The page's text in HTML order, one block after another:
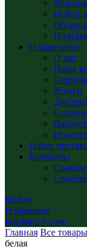
HoReCa
О компании
О нас
Наша
Услуги
Наши
Контакты
Войти
Избранное
Корзина 0 сом
Главная Все товары
белая